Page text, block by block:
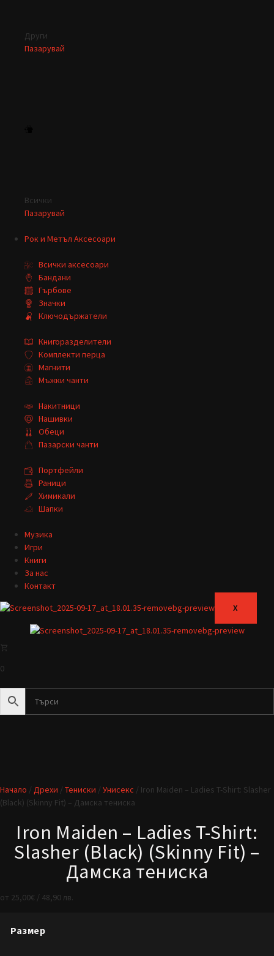
Други
Пазарувай
Всички
Пазарувай
Рок и Метъл Аксесоари
Всички аксесоари
Бандани
Гърбове
Значки
Ключодържатели
Книгоразделители
Комплекти перца
Магнити
Мъжки чанти
Накитници
Нашивки
Обеци
Пазарски чанти
Портфейли
Раници
Химикали
Шапки
Музика
Игри
Книги
За нас
Контакт
X
0
Начало / Дрехи / Тениски / Унисекс / Iron Maiden – Ladies T-Shirt: Slasher
(Black) (Skinny Fit) – Дамска тениска
Iron Maiden – Ladies T-Shirt:
Slasher (Black) (Skinny Fit) –
Дамска тениска
от 25,00€ / 48,90 лв.
Размер